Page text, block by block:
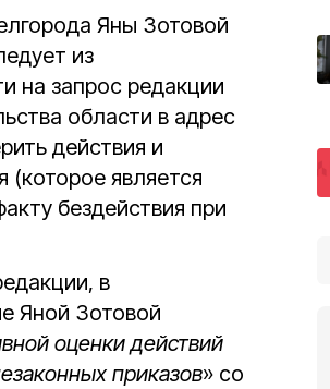
Яны Зотовой
из
на запрос редакции
области в адрес
действия и
(которое является
бездействия при
в
Яной Зотовой
оценки действий
приказов» со